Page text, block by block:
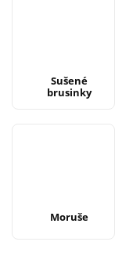
Sušené
brusinky
Moruše